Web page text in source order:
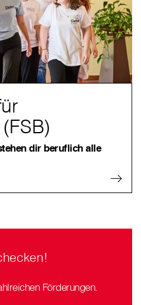
dir beruflich alle
Förderungen.